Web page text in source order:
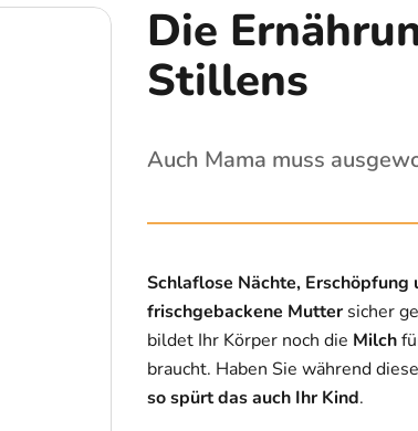
Die
Stillens
Auch Mama muss
Schlaflose Nächte, Erschöpfung
frischgebackene Mutter sicher
bildet Ihr Körper noch die Milch
braucht. Haben Sie während
so spürt das auch Ihr Kind.